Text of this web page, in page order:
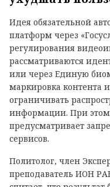
Идея обязательной
платформ через
регулирования
рассматриваются
или через Единую
маркировка контента
ограничивать
информации. При этом
предусматривает
сервисов.
Политолог, член
преподаватель ИОН